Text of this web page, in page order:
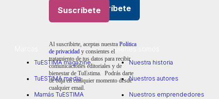
Suscríbete
Al suscribirte, aceptas nuestra Política
de privacidad y consientes el
tratamiento de tus datos para recibir
comunicaciones editoriales y de
bienestar de TuEstima. Podrás darte
de baja en cualquier momento desde
cualquier email.
Suscríbete
TuESTIMA magazine
TuESTIMA media
Mamás TuESTIMA
Quienes somos
Nuestra historia
Nuestros autores
Nuestros emprendedores